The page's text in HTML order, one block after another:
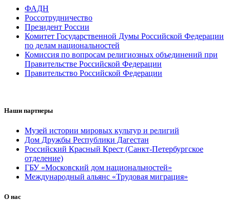
ФАДН
Россотрудничество
Президент России
Комитет Государственной Думы Российской Федерации
по делам национальностей
Комиссия по вопросам религиозных объединений при
Правительстве Российской Федерации
Правительство Российской Федерации
Наши партнеры
Музей истории мировых культур и религий
Дом Дружбы Республики Дагестан
Российский Красный Крест (Санкт-Петербургское
отделение)
ГБУ «Московский дом национальностей»
Международный альянс «Трудовая миграция»
О нас